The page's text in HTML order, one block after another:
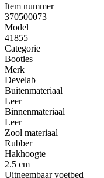
Item nummer
370500073
Model
41855
Categorie
Booties
Merk
Develab
Buitenmateriaal
Leer
Binnenmateriaal
Leer
Zool materiaal
Rubber
Hakhoogte
2.5 cm
Uitneembaar voetbed